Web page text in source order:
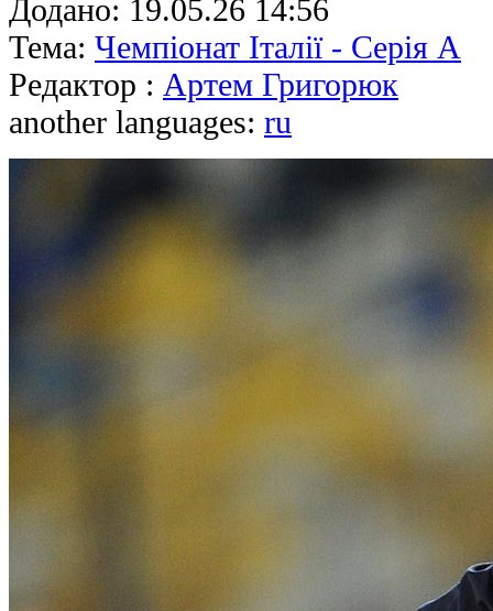
Додано: 19.05.26 14:56
Тема: Чемпіонат Італії - Серія А
Редактор : Артем Григорюк
another languages: ru